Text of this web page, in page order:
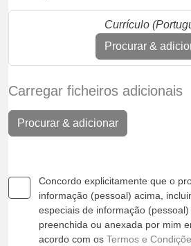
Currículo
Procurar &
Carregar ficheiros adicionais
Procurar & adicionar
Concordo explicitamente que o
informação (pessoal) acima,
especiais de informação
preenchida ou anexada por mim
acordo com os Termos e